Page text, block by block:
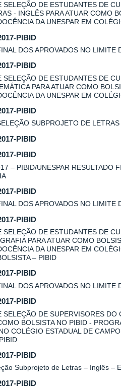
SELEÇÃO DE ESTUDANTES DE
- INGLÊS PARA ATUAR COMO
DA UNESPAR EM
PIBID
DOS APROVADOS NO
PIBID
SELEÇÃO DE ESTUDANTES DE
PARA ATUAR COMO
DA UNESPAR EM
PIBID
SUBPROJETO DE
PIBID
PIBID
– PIBID/UNESPAR RESULTADO
PIBID
DOS APROVADOS NO
PIBID
SELEÇÃO DE ESTUDANTES DE
PARA ATUAR COMO
DA UNESPAR EM
– PIBID
PIBID
DOS APROVADOS NO
PIBID
SELEÇÃO DE SUPERVISORES
BOLSISTA NO PIBID -
COLÉGIO ESTADUAL DE
PIBID
Subprojeto de Letras – Inglês –
PIBID